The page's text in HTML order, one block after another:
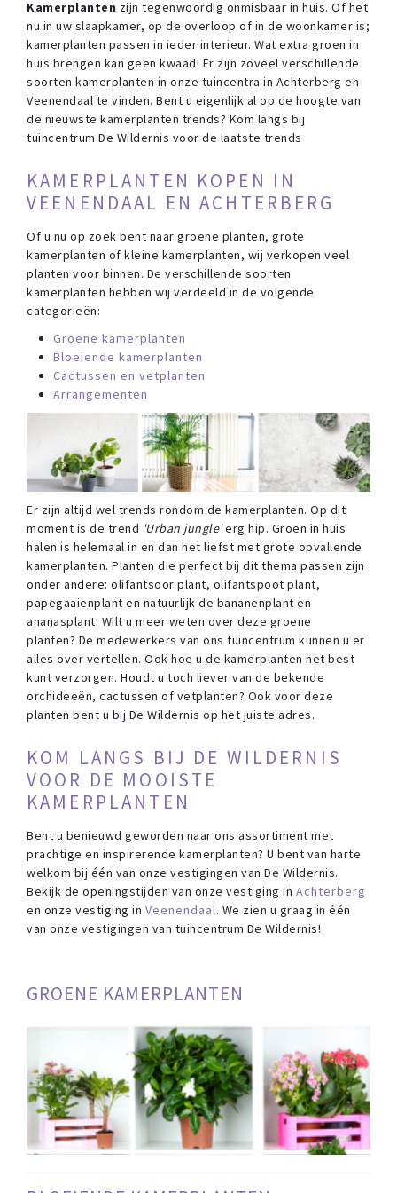
Kamerplanten zijn tegenwoordig onmisbaar in huis. Of het
nu in uw slaapkamer, op de overloop of in de woonkamer is;
kamerplanten passen in ieder interieur. Wat extra groen in
huis brengen kan geen kwaad! Er zijn zoveel verschillende
soorten kamerplanten in onze tuincentra in Achterberg en
Veenendaal te vinden. Bent u eigenlijk al op de hoogte van
de nieuwste kamerplanten trends? Kom langs bij
tuincentrum De Wildernis voor de laatste trends
KAMERPLANTEN KOPEN IN
VEENENDAAL EN ACHTERBERG
Of u nu op zoek bent naar groene planten, grote
kamerplanten of kleine kamerplanten, wij verkopen veel
planten voor binnen. De verschillende soorten
kamerplanten hebben wij verdeeld in de volgende
categorieën:
Groene kamerplanten
Bloeiende kamerplanten
Cactussen en vetplanten
Arrangementen
Er zijn altijd wel trends rondom de kamerplanten. Op dit
moment is de trend 'Urban jungle'erg hip. Groen in huis
halen is helemaal in en dan het liefst met grote opvallende
kamerplanten. Planten die perfect bij dit thema passen zijn
onder andere: olifantsoor plant, olifantspoot plant,
papegaaienplant en natuurlijk de bananenplant en
ananasplant. Wilt u meer weten over deze groene
planten? De medewerkers van ons tuincentrum kunnen u er
alles over vertellen. Ook hoe u de kamerplanten het best
kunt verzorgen. Houdt u toch liever van de bekende
orchideeën, cactussen of vetplanten? Ook voor deze
planten bent u bij De Wildernis op het juiste adres.
KOM LANGS BIJ DE WILDERNIS
VOOR DE MOOISTE
KAMERPLANTEN
Bent u benieuwd geworden naar ons assortiment met
prachtige en inspirerende kamerplanten? U bent van harte
welkom bij één van onze vestigingen van De Wildernis.
Bekijk de openingstijden van onze vestiging in Achterberg
en onze vestiging in Veenendaal. We zien u graag in één
van onze vestigingen van tuincentrum De Wildernis!
GROENE KAMERPLANTEN